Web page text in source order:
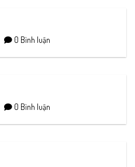
0 Bình luận
0 Bình luận